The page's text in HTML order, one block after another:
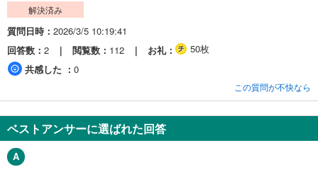
解決済み
質問日時
2026/3/5 10:19:41
回答数
2 閲覧数 112 お礼
50枚
共感した
0
この質問が不快なら
ベストアンサーに選ばれた回答